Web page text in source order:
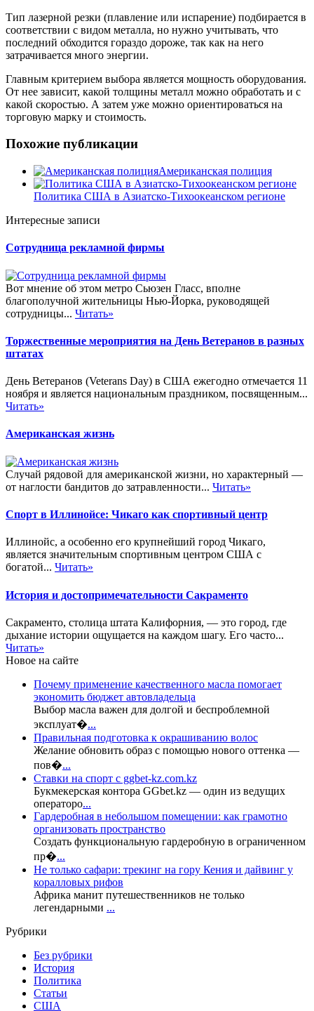
Тип лазерной резки (плавление или испарение) подбирается в
соответствии с видом металла, но нужно учитывать, что
последний обходится гораздо дороже, так как на него
затрачивается много энергии.
Главным критерием выбора является мощность оборудования.
От нее зависит, какой толщины металл можно обработать и с
какой скоростью. А затем уже можно ориентироваться на
торговую марку и стоимость.
Похожие публикации
Американская полиция
Политика США в Азиатско-Тихоокеанском регионе
Интересные записи
Сотрудница рекламной фирмы
Вот мнение об этом метро Сьюзен Гласс, вполне
благополучной жительницы Нью-Йорка, руководящей
сотрудницы... Читать»
Торжественные мероприятия на День Ветеранов в разных
штатах
День Ветеранов (Veterans Day) в США ежегодно отмечается 11
ноября и является национальным праздником, посвященным...
Читать»
Американская жизнь
Случай рядовой для американской жизни, но характерный —
от наглости бандитов до затравленности... Читать»
Спорт в Иллинойсе: Чикаго как спортивный центр
Иллинойс, а особенно его крупнейший город Чикаго,
является значительным спортивным центром США с
богатой... Читать»
История и достопримечательности Сакраменто
Сакраменто, столица штата Калифорния, — это город, где
дыхание истории ощущается на каждом шагу. Его часто...
Читать»
Новое на сайте
Почему применение качественного масла помогает
экономить бюджет автовладельца
Выбор масла важен для долгой и беспроблемной
эксплуат�...
Правильная подготовка к окрашиванию волос
Желание обновить образ с помощью нового оттенка —
пов�...
Ставки на спорт с ggbet-kz.com.kz
Букмекерская контора GGbet.kz — один из ведущих
операторо...
Гардеробная в небольшом помещении: как грамотно
организовать пространство
Создать функциональную гардеробную в ограниченном
пр�...
Не только сафари: трекинг на гору Кения и дайвинг у
коралловых рифов
Африка манит путешественников не только
легендарными ...
Рубрики
Без рубрики
История
Политика
Статьи
США